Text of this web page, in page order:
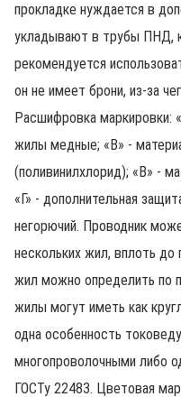
прокладке нуждается в
укладывают в трубы ПНД,
рекомендуется
он не имеет брони, из-за
Расшифровка маркировки:
жилы медные; «В» -
(поливинилхлорид); «В» -
«Г» - дополнительная
негорючий. Проводник
нескольких жил, вплоть до
жил можно определить по
жилы могут иметь как
одна особенность
многопроволочными либо
ГОСТу 22483. Цветовая